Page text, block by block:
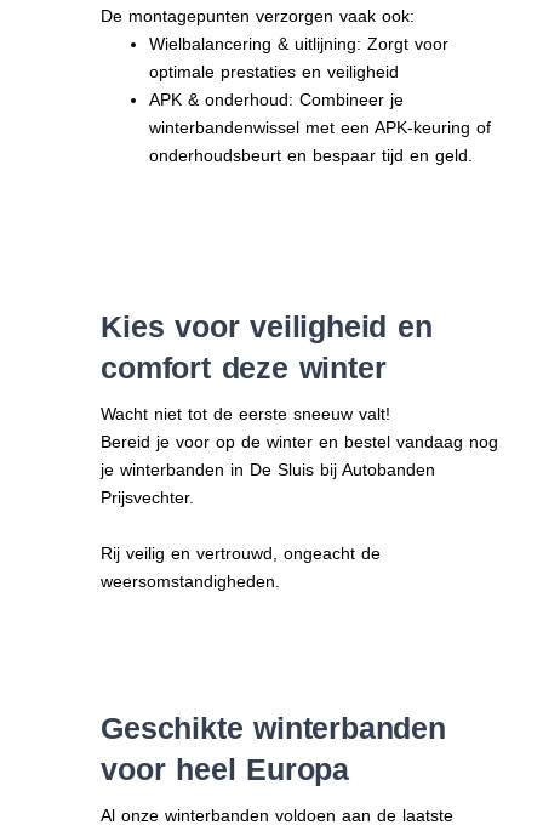
De montagepunten verzorgen vaak ook:
Wielbalancering & uitlijning: Zorgt voor
optimale prestaties en veiligheid
APK & onderhoud: Combineer je
winterbandenwissel met een APK-keuring of
onderhoudsbeurt en bespaar tijd en geld.
Kies voor veiligheid en
comfort deze winter
Wacht niet tot de eerste sneeuw valt!
Bereid je voor op de winter en bestel vandaag nog
je winterbanden in De Sluis bij Autobanden
Prijsvechter.
Rij veilig en vertrouwd, ongeacht de
weersomstandigheden.
Geschikte winterbanden
voor heel Europa
Al onze winterbanden voldoen aan de laatste